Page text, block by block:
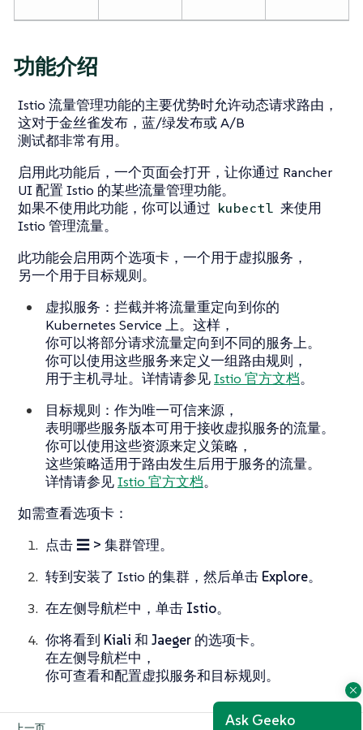
Ask Geeko
功能介绍
Istio 流量管理功能的主要优势时允许动态请求路由，
这对于金丝雀发布，蓝/绿发布或 A/B
测试都非常有用。
启用此功能后，一个页面会打开，让你通过 Rancher
UI 配置 Istio 的某些流量管理功能。
如果不使用此功能，你可以通过 kubectl 来使用
Istio 管理流量。
此功能会启用两个选项卡，一个用于虚拟服务 ，
另一个用于目标规则。
虚拟服务 ：拦截并将流量重定向到你的
Kubernetes Service 上。这样，
你可以将部分请求流量定向到不同的服务上。
你可以使用这些服务来定义一组路由规则，
用于主机寻址。详情请参见Istio 官方文档。
目标规则 ：作为唯一可信来源，
表明哪些服务版本可用于接收虚拟服务的流量。
你可以使用这些资源来定义策略，
这些策略适用于路由发生后用于服务的流量。
详情请参见Istio 官方文档。
如需查看选项卡：
点击 ☰ > 集群管理。
转到安装了 Istio 的集群，然后单击 Explore。
在左侧导航栏中，单击 Istio。
你将看到 Kiali 和 Jaeger 的选项卡。
在左侧导航栏中，
你可查看和配置虚拟服务和目标规则。